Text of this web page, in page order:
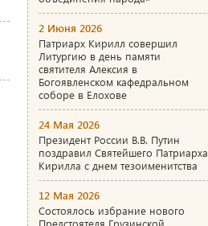
2 Июня 2026
Патриарх Кирилл совершил
Литургию в день памяти
святителя Алексия в
Богоявленском кафедральном
соборе в Елохове
24 Мая 2026
Президент России В.В. Путин
поздравил Святейшего Патриарха
Кирилла с днем тезоименитства
12 Мая 2026
Состоялось избрание нового
Предстоятеля Грузинской